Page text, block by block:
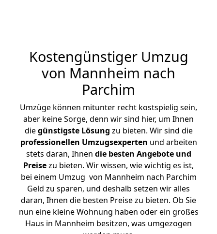
Kostengünstiger Umzug
von Mannheim nach
Parchim
Umzüge können mitunter recht kostspielig sein,
aber keine Sorge, denn wir sind hier, um Ihnen
diegünstigste Lösung zu bieten. Wir sind die
professionellen Umzugsexperten und arbeiten
stets daran, Ihnen die besten Angebote und
Preisezu bieten. Wir wissen, wie wichtig es ist,
bei einem Umzug von Mannheim nach Parchim
Geld zu sparen, und deshalb setzen wir alles
daran, Ihnen die besten Preise zu bieten. Ob Sie
nun eine kleine Wohnung haben oder ein großes
Haus in Mannheim besitzen, was umgezogen